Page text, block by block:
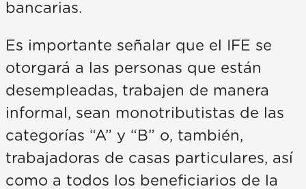
bancarias.
Es importante señalar que el IFE se
otorgará a las personas que están
desempleadas, trabajen de manera
informal, sean monotributistas de las
categorías “A” y “B” o, también,
trabajadoras de casas particulares, así
como a todos los beneficiarios de la